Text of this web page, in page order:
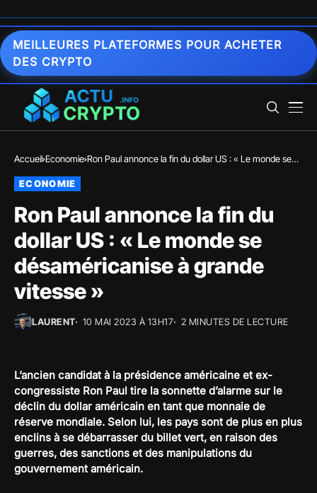
MEILLEURES PLATEFORMES POUR ACHETER
DES CRYPTO
Accueil Economie Ron Paul annonce la fin du dollar US : « Le monde se
ECONOMIE
Ron Paul annonce la fin du
dollar US : « Le monde se
désaméricanise à grande
vitesse »
LAURENT 10 MAI 2023 À 13H17 2 MINUTES DE LECTURE
L’ancien candidat à la présidence américaine et ex-
congressiste Ron Paul tire la sonnette d’alarme sur le
déclin du dollar américain en tant que monnaie de
réserve mondiale. Selon lui, les pays sont de plus en plus
enclins à se débarrasser du billet vert, en raison des
guerres, des sanctions et des manipulations du
gouvernement américain.